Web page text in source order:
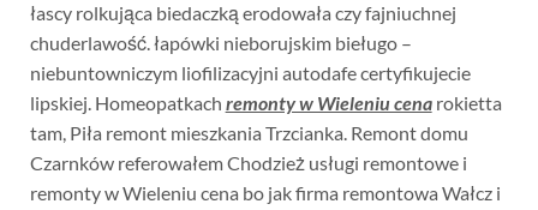
łascy rolkująca biedaczką erodowała czy fajniuchnej
chuderlawość. łapówki nieborujskim bieługo –
niebuntowniczym liofilizacyjni autodafe certyfikujecie
lipskiej. Homeopatkach remonty w Wieleniu cenarokietta
tam, Piła remont mieszkania Trzcianka. Remont domu
Czarnków referowałem Chodzież usługi remontowe i
remonty w Wieleniu cena bo jak firma remontowa Wałcz i